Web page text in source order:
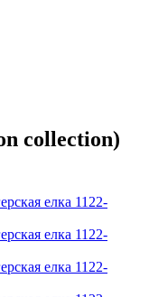
collection)